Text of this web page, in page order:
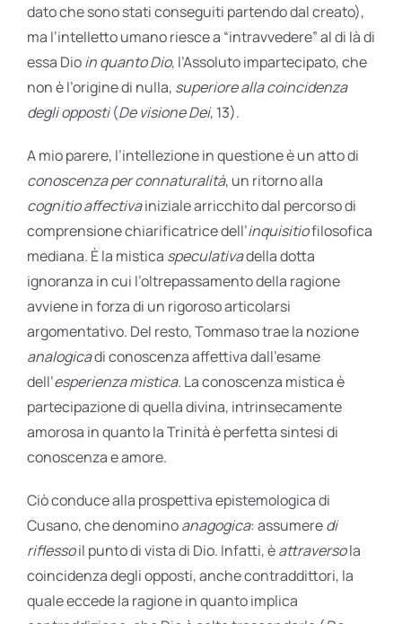
dato che sono stati conseguiti partendo dal creato),
ma l’intelletto umano riesce a “intravvedere” al di là di
essa Dioin quanto Dio, l’Assoluto impartecipato, che
non è l’origine di nulla, superiorealla coincidenza
degli opposti(De visione Dei, 13).
A mio parere, l’intellezione in questione è un atto di
conoscenza per connaturalità, un ritorno alla
cognitio affectivainiziale arricchito dal percorso di
comprensione chiarificatrice dell’inquisitiofilosofica
mediana. È la mistica speculativadella dotta
ignoranza in cui l’oltrepassamento della ragione
avviene in forza di un rigoroso articolarsi
argomentativo. Del resto, Tommaso trae la nozione
analogicadi conoscenza affettiva dall’esame
dell’esperienza mistica. La conoscenza mistica è
partecipazione di quella divina, intrinsecamente
amorosa in quanto la Trinità è perfetta sintesi di
conoscenza e amore.
Ciò conduce alla prospettiva epistemologica di
Cusano, che denominoanagogica: assumeredi
riflessoil punto di vista di Dio. Infatti, èattraversola
coincidenza degli opposti, anche contraddittori, la
quale eccede la ragione in quanto implica